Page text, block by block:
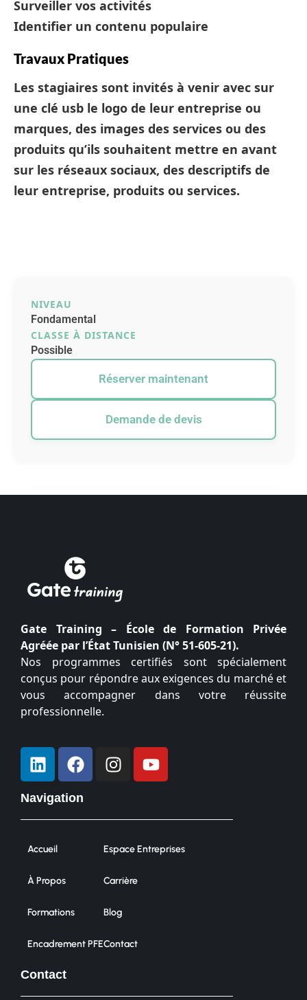
Surveiller vos activités
Identifier un contenu populaire
Travaux Pratiques
Les stagiaires sont invités à venir avec sur
une clé usb le logo de leur entreprise ou
marques, des images des services ou des
produits qu’ils souhaitent mettre en avant
sur les réseaux sociaux, des descriptifs de
leur entreprise, produits ou services.
NIVEAU
Fondamental
CLASSE À DISTANCE
Possible
Réserver maintenant
Demande de devis
Gate Training – École de Formation Privée
Agréée par l’État Tunisien (N° 51-605-21).
Nos programmes certifiés sont spécialement
conçus pour répondre aux exigences du marché et
vous accompagner dans votre réussite
professionnelle.
Navigation
Accueil
À Propos
Formations
Encadrement PFE
Espace Entreprises
Carrière
Blog
Contact
Contact